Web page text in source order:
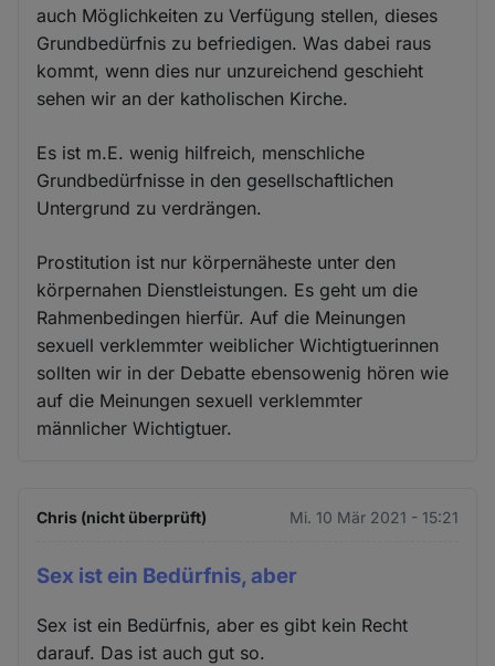
auch Möglichkeiten zu Verfügung stellen, dieses
Grundbedürfnis zu befriedigen. Was dabei raus
kommt, wenn dies nur unzureichend geschieht
sehen wir an der katholischen Kirche.
Es ist m.E. wenig hilfreich, menschliche
Grundbedürfnisse in den gesellschaftlichen
Untergrund zu verdrängen.
Prostitution ist nur körpernäheste unter den
körpernahen Dienstleistungen. Es geht um die
Rahmenbedingen hierfür. Auf die Meinungen
sexuell verklemmter weiblicher Wichtigtuerinnen
sollten wir in der Debatte ebensowenig hören wie
auf die Meinungen sexuell verklemmter
männlicher Wichtigtuer.
Chris (nicht überprüft) Mi. 10 Mär 2021 - 15:21
Sex ist ein Bedürfnis, aber
Sex ist ein Bedürfnis, aber es gibt kein Recht
darauf. Das ist auch gut so.